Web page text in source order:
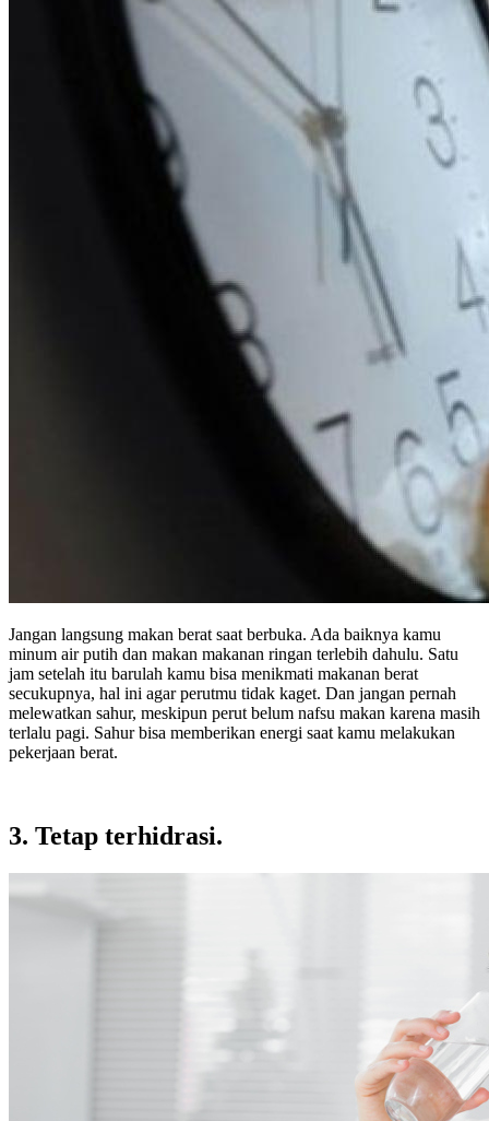
Jangan langsung makan berat saat berbuka. Ada baiknya kamu
minum air putih dan makan makanan ringan terlebih dahulu. Satu
jam setelah itu barulah kamu bisa menikmati makanan berat
secukupnya, hal ini agar perutmu tidak kaget. Dan jangan pernah
melewatkan sahur, meskipun perut belum nafsu makan karena masih
terlalu pagi. Sahur bisa memberikan energi saat kamu melakukan
pekerjaan berat.
3. Tetap terhidrasi.